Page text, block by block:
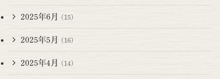
2025年6月 (15)
2025年5月 (16)
2025年4月 (14)